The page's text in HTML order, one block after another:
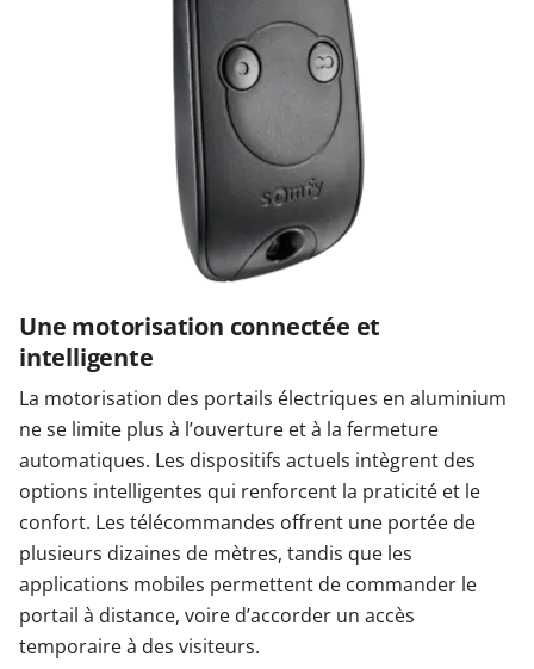
Une motorisation connectée et
intelligente
La motorisation des portails électriques en aluminium
ne se limite plus à l’ouverture et à la fermeture
automatiques. Les dispositifs actuels intègrent des
options intelligentes qui renforcent la praticité et le
confort. Les télécommandes offrent une portée de
plusieurs dizaines de mètres, tandis que les
applications mobiles permettent de commander le
portail à distance, voire d’accorder un accès
temporaire à des visiteurs.